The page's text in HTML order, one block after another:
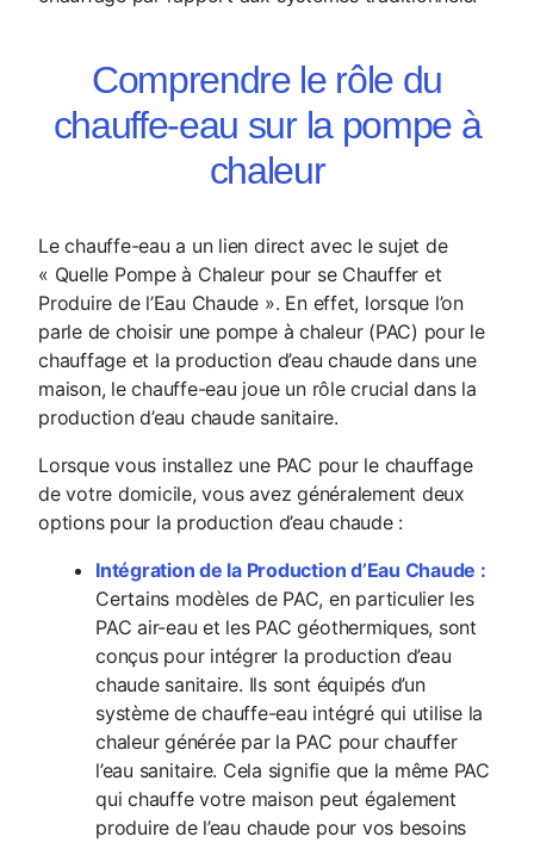
Comprendre le rôle du
chauffe-eau sur la pompe à
chaleur
Le chauffe-eau a un lien direct avec le sujet de
« Quelle Pompe à Chaleur pour se Chauffer et
Produire de l’Eau Chaude ». En effet, lorsque l’on
parle de choisir une pompe à chaleur (PAC) pour le
chauffage et la production d’eau chaude dans une
maison, le chauffe-eau joue un rôle crucial dans la
production d’eau chaude sanitaire.
Lorsque vous installez une PAC pour le chauffage
de votre domicile, vous avez généralement deux
options pour la production d’eau chaude :
Intégration de la Production d’Eau Chaude :
Certains modèles de PAC, en particulier les
PAC air-eau et les PAC géothermiques, sont
conçus pour intégrer la production d’eau
chaude sanitaire. Ils sont équipés d’un
système de chauffe-eau intégré qui utilise la
chaleur générée par la PAC pour chauffer
l’eau sanitaire. Cela signifie que la même PAC
qui chauffe votre maison peut également
produire de l’eau chaude pour vos besoins